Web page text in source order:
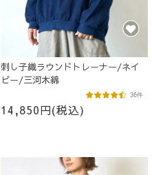
刺し子織ラウンドトレーナー/ネイ
ビー/三河木綿
14,850円(税込)
36件